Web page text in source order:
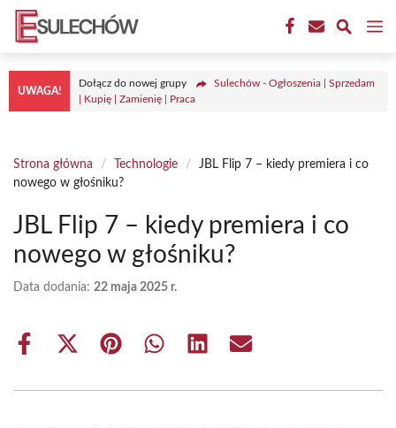
Przejdź
treści
UWAGA!
Dołącz do nowej grupy
Sulechów - Ogłoszenia | Sprzedam
| Kupię | Zamienię | Praca
Strona główna / Technologie /
JBL Flip 7 – kiedy premiera i co
nowego w głośniku?
JBL Flip 7 – kiedy premiera i co
nowego w głośniku?
Data dodania: 22 maja 2025 r.
Share
Share
(Twitter)
Share Share Share Share